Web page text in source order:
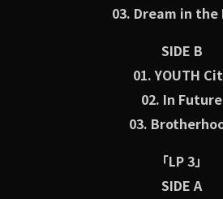
03. Dream in the
SIDE B
01. YOUTH
02. In Future
03.
「LP 3」
SIDE A